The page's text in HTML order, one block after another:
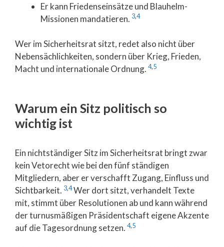
Er kann Friedenseinsätze und Blauhelm-
Missionen mandatieren. 3,4
Wer im Sicherheitsrat sitzt, redet also nicht über
Nebensächlichkeiten, sondern über Krieg, Frieden,
Macht und internationale Ordnung. 4,5
Warum ein Sitz politisch so
wichtig ist
Ein nichtständiger Sitz im Sicherheitsrat bringt zwar
kein Vetorecht wie bei den fünf ständigen
Mitgliedern, aber er verschafft Zugang, Einfluss und
Sichtbarkeit. 3,4Wer dort sitzt, verhandelt Texte
mit, stimmt über Resolutionen ab und kann während
der turnusmäßigen Präsidentschaft eigene Akzente
auf die Tagesordnung setzen. 4,5